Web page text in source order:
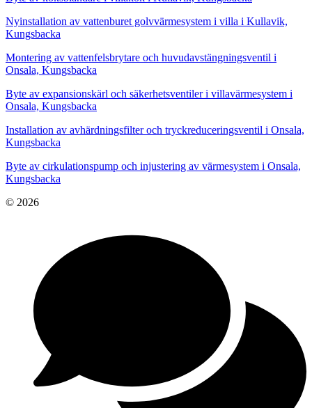
Nyinstallation av vattenburet golvvärmesystem i villa i Kullavik,
Kungsbacka
Montering av vattenfelsbrytare och huvudavstängningsventil i
Onsala, Kungsbacka
Byte av expansionskärl och säkerhetsventiler i villavärmesystem i
Onsala, Kungsbacka
Installation av avhärdningsfilter och tryckreduceringsventil i Onsala,
Kungsbacka
Byte av cirkulationspump och injustering av värmesystem i Onsala,
Kungsbacka
© 2026